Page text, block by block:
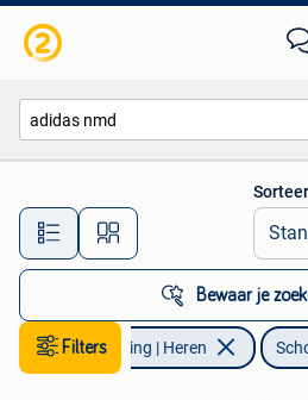
Alle afstanden…
Bewaar je
FiltersKleding | Heren